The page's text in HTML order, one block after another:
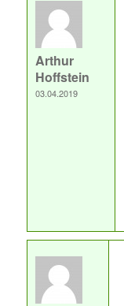
Arthur
Hoffstein
03.04.2019